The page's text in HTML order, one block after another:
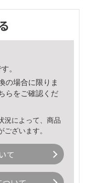
。
の場合に限りま
ら をご確認くだ
況によって、商品
ざいます。
て